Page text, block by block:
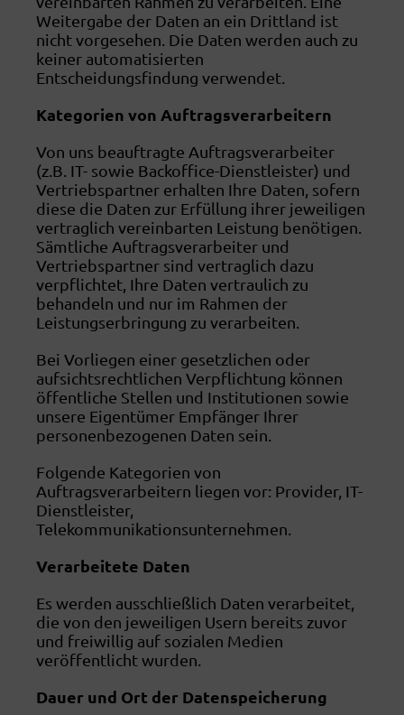
Weitergabe der Daten an ein Drittland ist
nicht vorgesehen. Die Daten werden auch zu
keiner automatisierten
Entscheidungsfindung verwendet.
Kategorien von Auftragsverarbeitern
Von uns beauftragte Auftragsverarbeiter
(z.B. IT- sowie Backoffice-Dienstleister) und
Vertriebspartner erhalten Ihre Daten, sofern
diese die Daten zur Erfüllung ihrer jeweiligen
vertraglich vereinbarten Leistung benötigen.
Sämtliche Auftragsverarbeiter und
Vertriebspartner sind vertraglich dazu
verpflichtet, Ihre Daten vertraulich zu
behandeln und nur im Rahmen der
Leistungserbringung zu verarbeiten.
Bei Vorliegen einer gesetzlichen oder
aufsichtsrechtlichen Verpflichtung können
öffentliche Stellen und Institutionen sowie
unsere Eigentümer Empfänger Ihrer
personenbezogenen Daten sein.
Folgende Kategorien von
Auftragsverarbeitern liegen vor: Provider, IT-
Dienstleister,
Telekommunikationsunternehmen.
Verarbeitete Daten
Es werden ausschließlich Daten verarbeitet,
die von den jeweiligen Usern bereits zuvor
und freiwillig auf sozialen Medien
veröffentlicht wurden.
Dauer und Ort der Datenspeicherung